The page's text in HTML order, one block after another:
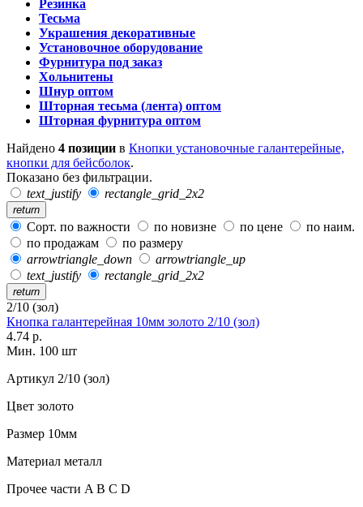
Резинка
Тесьма
Украшения декоративные
Установочное оборудование
Фурнитура под заказ
Хольнитены
Шнур оптом
Шторная тесьма (лента) оптом
Шторная фурнитура оптом
Найдено 4 позиции в Кнопки установочные галантерейные,
кнопки для бейсболок.
Показано без фильтрации.
text_justify
rectangle_grid_2x2
return
Сорт. по важности по новизне по цене
по наим.
по продажам
по размеру
arrowtriangle_down
arrowtriangle_up
text_justify
rectangle_grid_2x2
return
2/10 (зол)
Кнопка галантерейная 10мм золото 2/10 (зол)
4.74 р.
Мин. 100 шт
Артикул 2/10 (зол)
Цвет золото
Размер 10мм
Материал металл
Прочее части A B C D